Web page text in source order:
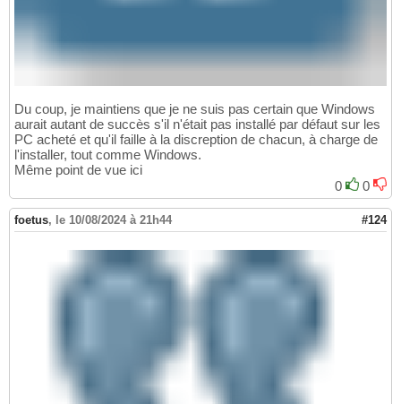
Du coup, je maintiens que je ne suis pas certain que Windows
aurait autant de succès s'il n'était pas installé par défaut sur les
PC acheté et qu'il faille à la discreption de chacun, à charge de
l'installer, tout comme Windows.
Même point de vue ici
0
0
foetus, le 10/08/2024 à 21h44 #124